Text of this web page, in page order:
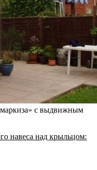
с выдвижным
навеса над крыльцом: